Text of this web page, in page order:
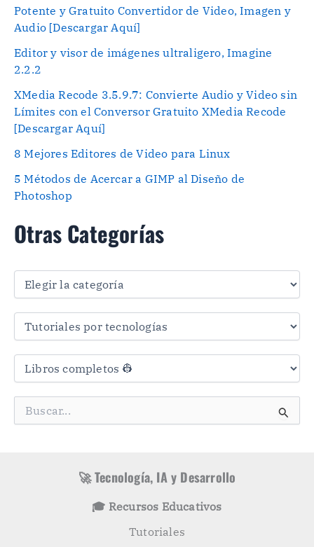
Potente y Gratuito Convertidor de Video, Imagen y
Audio [Descargar Aquí]
Editor y visor de imágenes ultraligero, Imagine
2.2.2
XMedia Recode 3.5.9.7: Convierte Audio y Video sin
Límites con el Conversor Gratuito XMedia Recode
[Descargar Aquí]
8 Mejores Editores de Video para Linux
5 Métodos de Acercar a GIMP al Diseño de
Photoshop
Otras Categorías
O
a
a
🚀 Tecnología, IA y Desarrollo
🎓 Recursos Educativos
Tutoriales